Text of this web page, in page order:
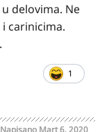
delovima. Ne
carinicima.
1
Napisano Mart 6, 2020